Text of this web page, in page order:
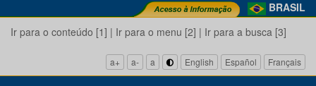
BRASIL
Ir para o conteúdo [1] | Ir para o menu [2] | Ir para a busca [3]
a+ a- a English Español Français